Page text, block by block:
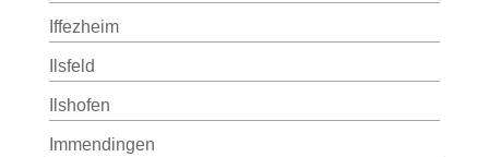
Iffezheim
Ilsfeld
Ilshofen
Immendingen